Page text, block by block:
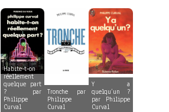
Habite-t-on
réellement
quelque part
? par
Philippe
Curval
Tronche par
Philippe
Curval
Y a
quelqu’un ?
par Philippe
Curval